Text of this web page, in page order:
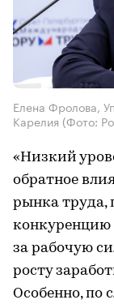
Елена Фролова,
Карелия(Фото:
«Низкий
обратное
рынка труда,
конкуренцию
за рабочую
росту
Особенно, по